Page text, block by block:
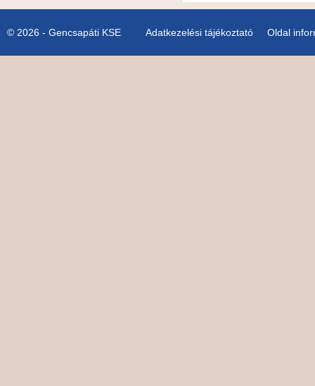
© 2026 - Gencsapáti KSE Adatkezelési tájékoztató Oldal